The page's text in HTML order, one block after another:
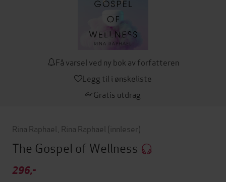
Få varsel ved ny bok av forfatteren
Legg til i ønskeliste
Gratis utdrag
Rina Raphael Rina Raphael (innleser)
The Gospel of Wellness
296,-